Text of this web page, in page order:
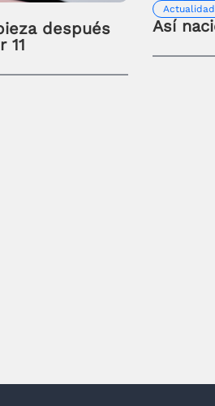
después
11
Actualidad
Así